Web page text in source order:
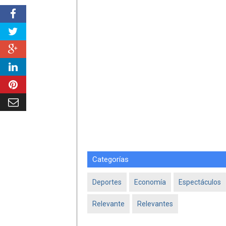
Categorías
Deportes Economía Espectáculos
Relevante Relevantes